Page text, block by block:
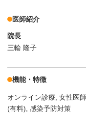
医師紹介
院長
三輪 隆子
機能・特徴
オンライン診療 女性医
(有料) 感染予防対策